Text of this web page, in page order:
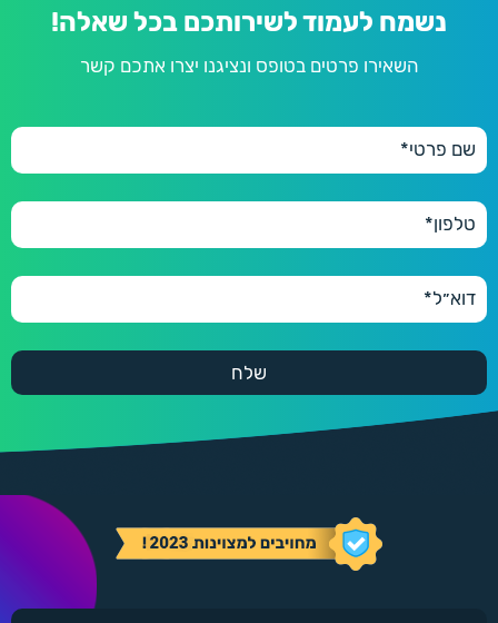
נשמח לעמוד לשירותכם בכל שאלה!
השאירו פרטים בטופס ונציגנו יצרו אתכם קשר